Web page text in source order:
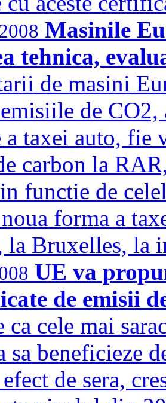
Masinile
tehnica,
de masini
de
taxei auto, fie
carbon la
functie de
forma a
la Bruxelles,
UE va
de emisii
ca cele mai
sa beneficieze
de sera,